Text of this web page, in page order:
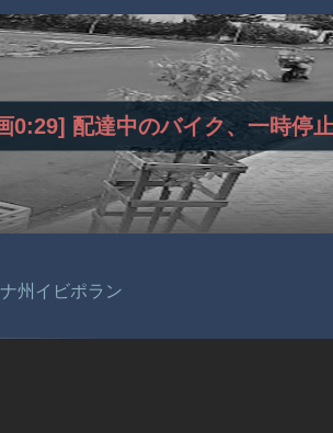
0:29] 配達中のバイク、一時停
州イビポラン